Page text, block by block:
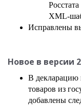
XML-
Исправлены
Новое в версии
В декларацию
товаров из
добавлены